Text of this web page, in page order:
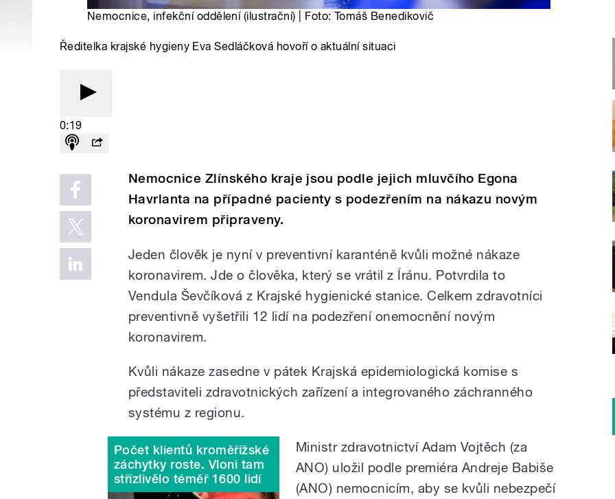
Nemocnice, infekční oddělení (ilustrační) | Foto: Tomáš Benedikovič
Ředitelka krajské hygieny Eva Sedláčková hovoří o aktuální situaci
0:19
Nemocnice Zlínského kraje jsou podle jejich mluvčího Egona
Havrlanta na případné pacienty s podezřením na nákazu novým
koronavirem připraveny.
Jeden člověk je nyní v preventivní karanténě kvůli možné nákaze
koronavirem. Jde o člověka, který se vrátil z Íránu. Potvrdila to
Vendula Ševčíková z Krajské hygienické stanice. Celkem zdravotníci
preventivně vyšetřili 12 lidí na podezření onemocnění novým
koronavirem.
Kvůli nákaze zasedne v pátek Krajská epidemiologická komise s
představiteli zdravotnických zařízení a integrovaného záchranného
systému z regionu.
Počet klientů kroměřížské
záchytky roste. Vloni tam
střízlivělo téměř 1600 lidí
Ministr zdravotnictví Adam Vojtěch (za
ANO) uložil podle premiéra Andreje Babiše
(ANO) nemocnicím, aby se kvůli nebezpečí